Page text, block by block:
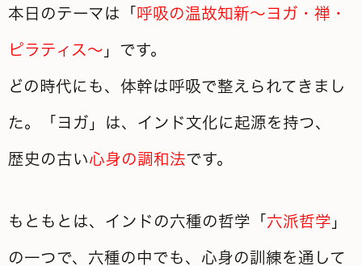
本日のテーマは「 呼吸の温故知新～ヨガ・禅・
ピラティス～ 」です。
どの時代にも、体幹は呼吸で整えられてきまし
た。「ヨガ」は、インド文化に起源を持つ、
歴史の古い心身の調和法です。
もともとは、インドの六種の哲学「 六派哲学 」
の一つで、六種の中でも、心身の訓練を通して